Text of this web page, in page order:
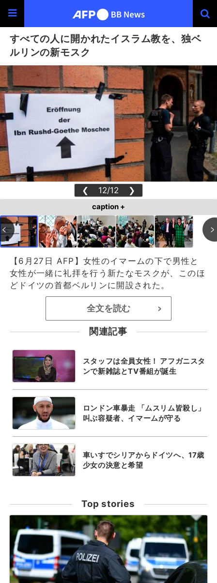
すべての人に開かれたイスラム教を、独ベ
ルリンの新モスク
❮ 12/12 ❯
caption +
【6月27日 AFP】女性のイマームの下で男性と
女性が一緒に礼拝を行う新たなモスクが、このほ
どドイツの首都ベルリンに開設された。
全文を読む >
関連記事
スタッフは全員女性！ アフガニスタ
ンで新雑誌とTV番組が誕生
ロンドン車暴走 「ムスリム皆殺し」
叫ぶ容疑者、イマームが守る
車いすでシリアからドイツへ、17歳
少女の決意と希望
Top stories